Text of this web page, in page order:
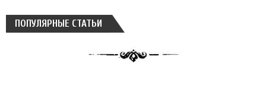
ПОПУЛЯРНЫЕ СТАТЬИ